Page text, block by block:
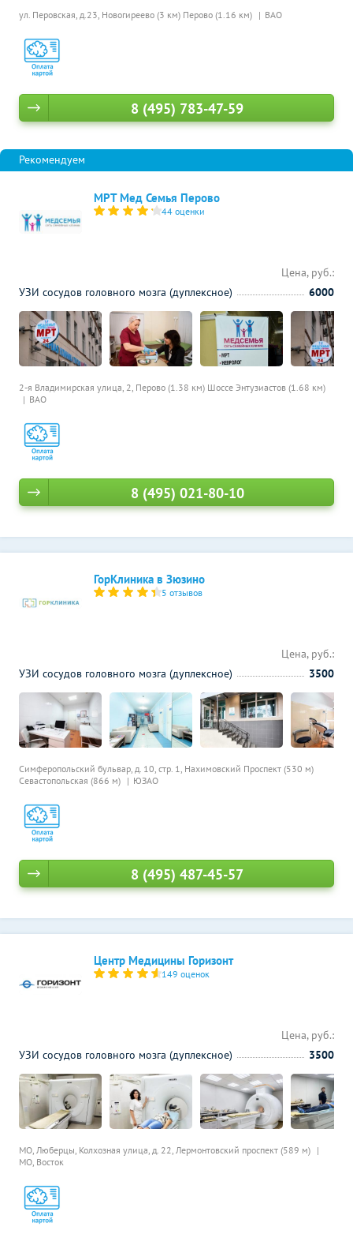
ул. Перовская, д.23, Новогиреево (3 км) Перово (1.16 км) ВАО
8 (495) 783-47-59
МРТ Мед Семья Перово
44 оценки
2-я Владимирская улица, 2, Перово (1.38 км) Шоссе Энтузиастов (1.68 км)
ВАО
Цена, руб.:
УЗИ сосудов головного мозга (дуплексное)
6000
8 (495) 021-80-10
ГорКлиника в Зюзино
5 отзывов
Симферопольский бульвар, д. 10, стр. 1, Нахимовский Проспект (530 м)
Севастопольская (866 м)
ЮЗАО
Цена, руб.:
УЗИ сосудов головного мозга (дуплексное)
3500
8 (495) 487-45-57
Центр Медицины Горизонт
149 оценок
МО, Люберцы, Колхозная улица, д. 22, Лермонтовский проспект (589 м)
МО, Восток
Цена, руб.:
УЗИ сосудов головного мозга (дуплексное)
3500